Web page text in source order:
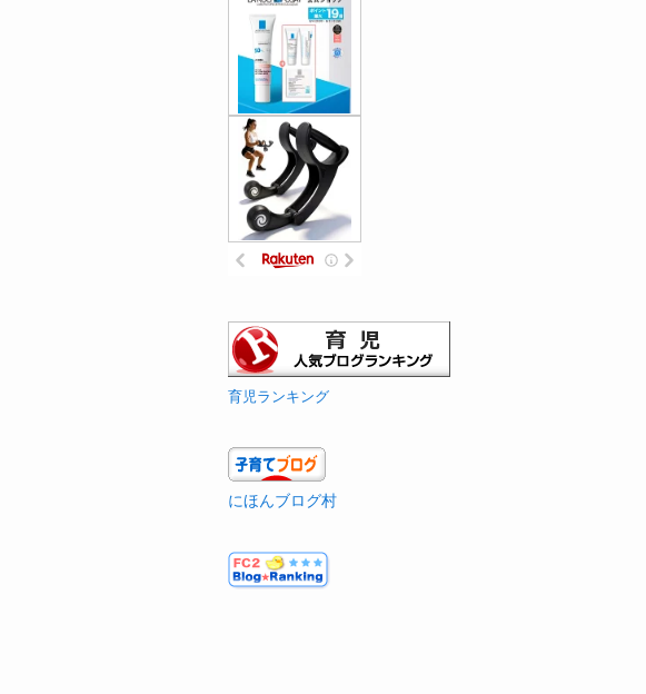
育児ランキング
にほんブログ村